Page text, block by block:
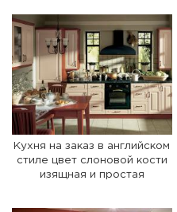
Кухня на заказ в английском
стиле цвет слоновой кости
изящная и простая